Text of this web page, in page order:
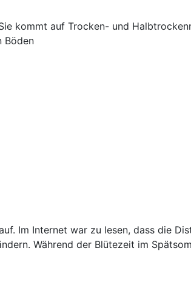
kommt auf Trocken- und
Böden
Im Internet war zu lesen, dass die
Während der Blütezeit im